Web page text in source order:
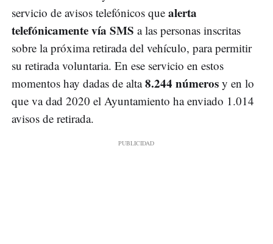
servicio de avisos telefónicos que alerta
telefónicamente vía SMS a las personas inscritas
sobre la próxima retirada del vehículo, para permitir
su retirada voluntaria. En ese servicio en estos
momentos hay dadas de alta8.244 números y en lo
que va dad 2020 el Ayuntamiento ha enviado 1.014
avisos de retirada.